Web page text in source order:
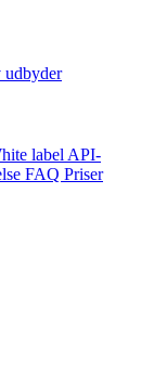
label API-
FAQ Priser